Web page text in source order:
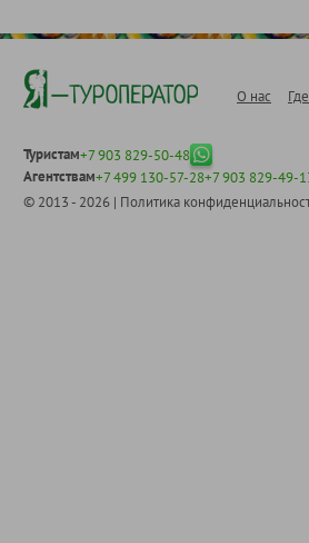
О нас
Туристам+7 903 829-50-48
Агентствам+7 499 130-57-28+7 903 829-49-
© 2013 - 2026 | Политика